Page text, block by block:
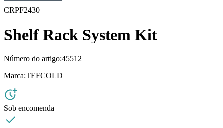
CRPF2430
Shelf Rack System Kit
Número do artigo:45512
Marca:TEFCOLD
Sob encomenda